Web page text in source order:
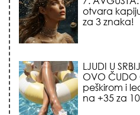
otvara
za 3 znaka!
LJUDI U
OVO ČUDO
peškirom i
na +35 za